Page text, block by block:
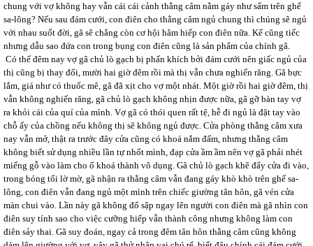
chung với vợ không hay vẫn cái cái cảnh thằng câm nằm gáy như sấm trên ghế
sa-lông? Nếu sau đám cưới, con điên cho thằng câm ngủ chung thì chúng sẽ ngủ
với nhau suốt đời, gã sẽ chẳng còn cơ hội hãm hiếp con điên nữa. Kể cũng tiếc
nhưng dẫu sao đứa con trong bụng con điên cũng là sản phẩm của chính gã.
Có thể đêm nay vợ gã chủ lò gạch bị phấn khích bởi đám cưới nên giấc ngủ của
thị cũng bị thay đổi, mười hai giờ đêm rồi mà thị vẫn chưa nghiến răng. Gã bực
lắm, giá như có thuốc mê, gã đã xịt cho vợ một nhát. Một giờ rồi hai giờ đêm, thị
vẫn không nghiến răng, gã chủ lò gạch không nhịn được nữa, gã gỡ bàn tay vợ
ra khỏi cái của quí của mình. Vợ gã có thói quen rất tệ, hễ đi ngủ là đặt tay vào
chỗ ấy của chồng nếu không thị sẽ không ngủ được. Cửa phòng thằng câm xưa
nay vẫn mở, thật ra trước đây cửa cũng có khoá nắm đấm, nhưng thằng câm
không biết sử dụng nhiều lần tự nhốt mình, đạp cửa ầm ầm nên vợ gã phải nhét
miếng gỗ vào làm cho ổ khoá thành vô dụng. Gã chủ lò gạch khẽ đẩy cửa đi vào,
trong bóng tối lờ mờ, gã nhận ra thằng câm vẫn đang gáy khò khò trên ghế sa-
lông, con điên vẫn đang ngủ một mình trên chiếc giường tân hôn, gã vén cửa
màn chui vào. Lần này gã không đổ sập ngay lên người con điên mà gã nhìn con
điên suy tính sao cho việc cưỡng hiếp vẫn thành công nhưng không làm con
điên sảy thai. Gã suy đoán, ngay cả trong đêm tân hôn thằng câm cũng không